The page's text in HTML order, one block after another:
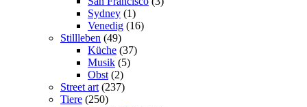
Sydney (1)
Venedig (16)
Stillleben (49)
Küche (37)
Musik (5)
Obst (2)
Street art (237)
Tiere (250)